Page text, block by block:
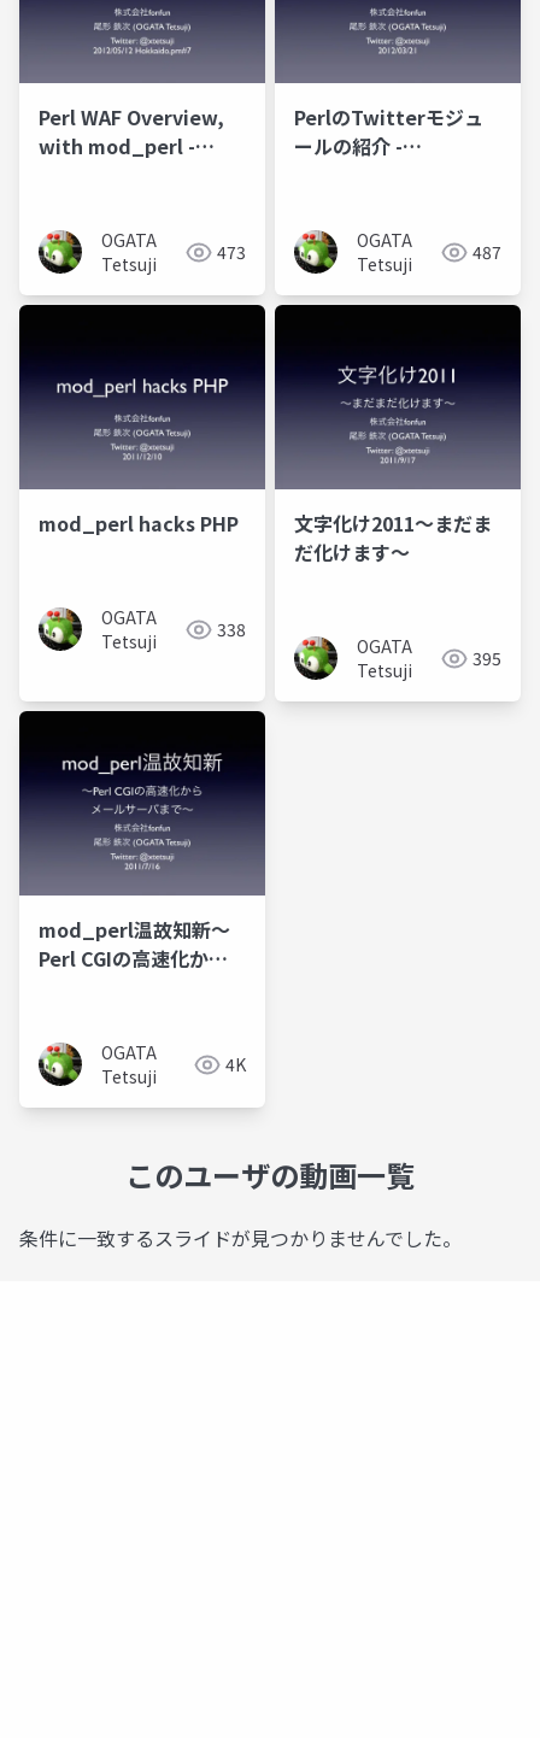
Perl WAF Overview,
with mod_perl -
OGATA
Tetsuji
473
PerlのTwitterモジュ
ールの紹介 -
OGATA
Tetsuji
487
mod_perl hacks PHP
OGATA
Tetsuji
338
文字化け2011〜まだま
だ化けます〜
OGATA
Tetsuji
395
mod_perl温故知新〜
Perl CGIの高速化から
OGATA
Tetsuji
4K
このユーザの動画一覧
条件に一致するスライドが見つかりませんでした。